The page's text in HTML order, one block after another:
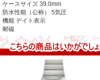
ケースサイズ 39.0mm
防水性能（公称）
5気圧
機能 デイト表示
耐磁